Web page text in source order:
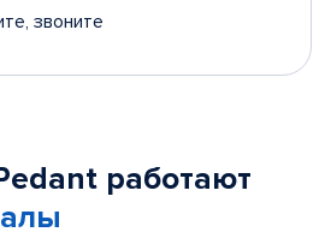
звоните
работают